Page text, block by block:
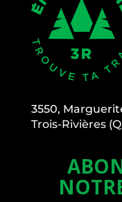
3550,
Trois-Rivières
819 697-9100